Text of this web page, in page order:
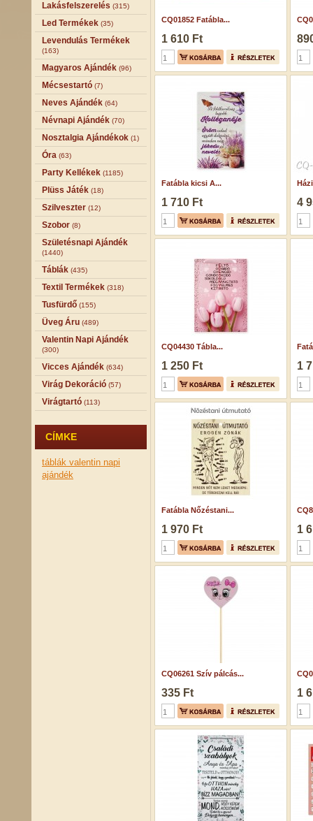
Lakásfelszerelés (315)
Led Termékek (35)
Levendulás Termékek
(163)
Magyaros Ajándék (96)
Mécsestartó (7)
Neves Ajándék (64)
Névnapi Ajándék (70)
Nosztalgia Ajándékok (1)
Óra (63)
Party Kellékek (1185)
Plüss Játék (18)
Szilveszter (12)
Szobor (8)
Születésnapi Ajándék
(1440)
Táblák (435)
Textil Termékek (318)
Tusfürdő (155)
Üveg Áru (489)
Valentin Napi Ajándék
(300)
Vicces Ajándék (634)
Virág Dekoráció (57)
Virágtartó (113)
CÍMKE
táblák valentin napi
ajándék
CQ01852 Fatábla...
1 610 Ft
Fatábla kicsi A...
1 710 Ft 4
CQ04430 Tábla...
1 250 Ft 1
Fatábla Nőzéstani...
1 970 Ft 1
CQ06261 Szív pálcás...
335 Ft 1